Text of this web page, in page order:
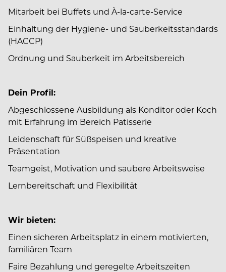
Mitarbeit bei Buffets und À-la-carte-Service
Einhaltung der Hygiene- und Sauberkeitsstandards
(HACCP)
Ordnung und Sauberkeit im Arbeitsbereich
Dein Profil:
Abgeschlossene Ausbildung als Konditor oder Koch
mit Erfahrung im Bereich Patisserie
Leidenschaft für Süßspeisen und kreative
Präsentation
Teamgeist, Motivation und saubere Arbeitsweise
Lernbereitschaft und Flexibilität
Wir bieten:
Einen sicheren Arbeitsplatz in einem motivierten,
familiären Team
Faire Bezahlung und geregelte Arbeitszeiten